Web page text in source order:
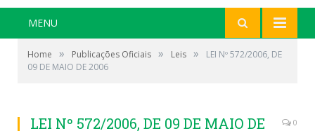
MENU
Home » Publicações Oficiais » Leis »
LEI Nº 572/2006, DE
09 DE MAIO DE 2006
LEI Nº 572/2006, DE 09 DE MAIO DE
0